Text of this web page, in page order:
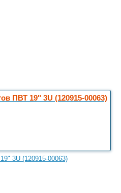
3U (120915-00063)